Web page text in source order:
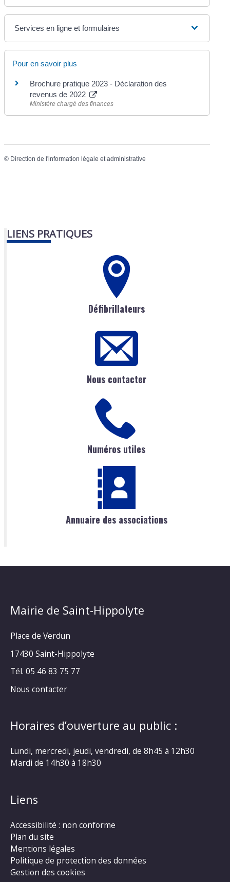
Services en ligne et formulaires
Pour en savoir plus
Brochure pratique 2023 - Déclaration des
revenus de 2022
Ministère chargé des finances
© Direction de l'information légale et administrative
LIENS PRATIQUES
Défibrillateurs
Nous contacter
Numéros utiles
Annuaire des associations
Mairie de Saint-Hippolyte
Place de Verdun
17430 Saint-Hippolyte
Tél. 05 46 83 75 77
Nous contacter
Horaires d’ouverture au public :
Lundi, mercredi, jeudi, vendredi, de 8h45 à 12h30
Mardi de 14h30 à 18h30
Liens
Accessibilité : non conforme
Plan du site
Mentions légales
Politique de protection des données
Gestion des cookies